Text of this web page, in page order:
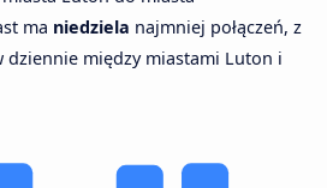
ma niedziela najmniej połączeń, z
dziennie między miastami Luton i